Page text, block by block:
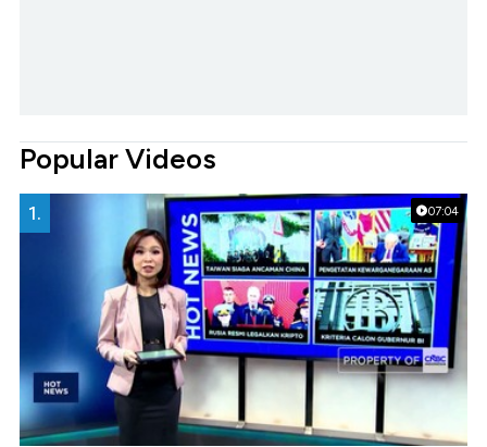
Popular Videos
07:04
1.